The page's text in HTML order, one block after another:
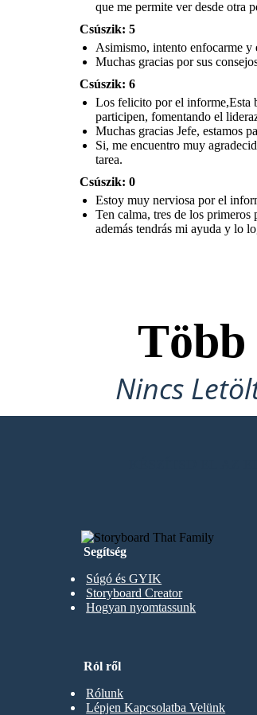
de poder trabajar aquí, y de la
buena recibida que me han
brindado. Sin la ayuda de mis
compañeros no podría haber
realizado de manera efectiva la
que me permite ver desde otra
Csúszik: 5
Asimismo, intento enfocarme y
Muchas gracias por sus
Csúszik: 6
Los felicito por el informe,Esta
participen, fomentando el
Muchas gracias Jefe, estamos
Si, me encuentro muy
tarea.
Csúszik: 0
Estoy muy nerviosa por el
Ten calma, tres de los primeros
además tendrás mi ayuda y lo
Nincs
Segítség
Súgó és GYIK
Storyboard Creator
Hogyan nyomtassunk
Ról ről
Rólunk
Lépjen Kapcsolatba Velünk